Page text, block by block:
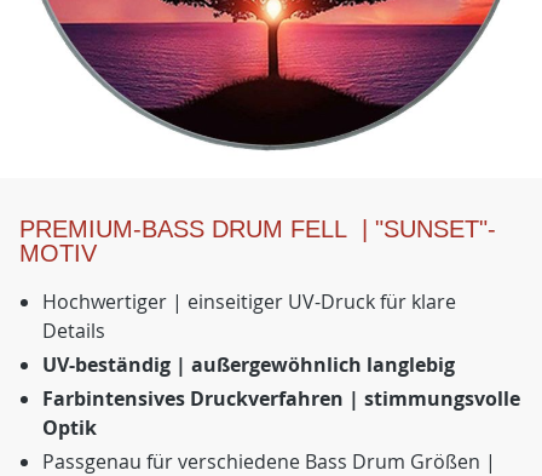
PREMIUM-BASS DRUM FELL | "SUNSET"-
MOTIV
Hochwertiger | einseitiger UV-Druck für klare
Details
UV-beständig | außergewöhnlich langlebig
Farbintensives Druckverfahren | stimmungsvolle
Optik
Passgenau für verschiedene Bass Drum Größen |